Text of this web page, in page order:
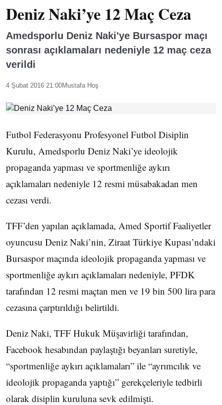
Deniz Naki’ye 12 Maç Ceza
Amedsporlu Deniz Naki'ye Bursaspor maçı
sonrası açıklamaları nedeniyle 12 maç ceza
verildi
4 Şubat 2016 21:00Mustafa Hoş
Futbol Federasyonu Profesyonel Futbol Disiplin
Kurulu, Amedsporlu Deniz Naki’ye ideolojik
propaganda yapması ve sportmenliğe aykırı
açıklamaları nedeniyle 12 resmi müsabakadan men
cezası verdi.
TFF’den yapılan açıklamada, Amed Sportif Faaliyetler
oyuncusu Deniz Naki’nin, Ziraat Türkiye Kupası’ndaki
Bursaspor maçında ideolojik propaganda yapması ve
sportmenliğe aykırı açıklamaları nedeniyle, PFDK
tarafından 12 resmi maçtan men ve 19 bin 500 lira para
cezasına çarptırıldığı belirtildi.
Deniz Naki, TFF Hukuk Müşavirliği tarafından,
Facebook hesabından paylaştığı beyanları suretiyle,
“sportmenliğe aykırı açıklamaları” ile “ayrımcılık ve
ideolojik propaganda yaptığı” gerekçeleriyle tedbirli
olarak disiplin kuruluna sevk edilmişti.